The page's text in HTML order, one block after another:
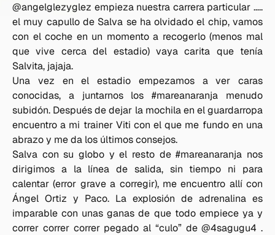
@angelglezyglez empieza nuestra carrera particular …..
el muy capullo de Salva se ha olvidado el chip, vamos
con el coche en un momento a recogerlo (menos mal
que vive cerca del estadio) vaya carita que tenía
Salvita, jajaja.
Una vez en el estadio empezamos a ver caras
conocidas, a juntarnos los #mareanaranja menudo
subidón. Después de dejar la mochila en el guardarropa
encuentro a mi trainer Viti con el que me fundo en una
abrazo y me da los últimos consejos.
Salva con su globo y el resto de #mareanaranja nos
dirigimos a la línea de salida, sin tiempo ni para
calentar (error grave a corregir), me encuentro allí con
Ángel Ortiz y Paco. La explosión de adrenalina es
imparable con unas ganas de que todo empiece ya y
correr correr correr pegado al “culo” de @4sagugu4 .